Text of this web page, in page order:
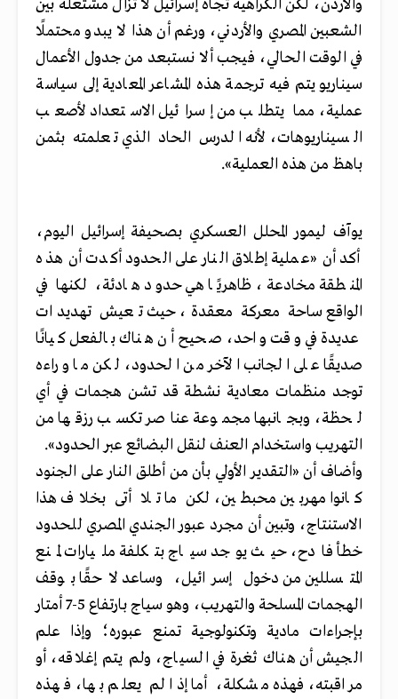
والأردن، لكن الكراهية تجاه إسرائيل لا تزال مشتعلة بين
الشعبين المصري والأردني، ورغم أن هذا لا يبدو محتملًا
في الوقت الحالي، فيجب أل ا نستبعد من جدول الأعمال
سيناريو يتم فيه ترجمة هذه المشاعر المعادية إلى سياسة
عملية، مما يتطلب من إسرائيل الاستعداد لأصعب
السيناريوهات، لأنه الدرس الحاد الذي تعلمته بثمن
باهظ من هذه العملية».
يوآف ليمور المحلل العسكري بصحيفة إسرائيل اليوم،
أكد أن «عملية إطلاق النار على الحدود أكدت أن هذه
المنطقة مخادعة، ظاهريًا هي حدود هادئة، لكنها في
الواقع ساحة معركة معقدة، حيث تعيش تهديدات
عديدة في وقت واحد، صحيح أن هناك بالفعل كيانًا
صديقًا على الجانب الآخر من الحدود، لكن ما وراءه
توجد منظمات معادية نشطة قد تشن هجمات في أي
لحظة، وبجانبها مجموعة عناصر تكسب رزقها من
التهريب واستخدام العنف لنقل البضائع عبر الحدود».
وأضاف أن «التقدير الأولي بأن من أطلق النار على الجنود
كانوا مهربين محبطين، لكن ما تلا أتى بخلاف هذا
الاستنتاج، وتبين أن مجرد عبور الجندي المصري للحدود
خطأ فادح، حيث يوجد سياج بتكلفة مليارات لمنع
المتسللين من دخول إسرائيل، وساعد لاحقًا بوقف
الهجمات المسلحة والتهريب، وهو سياج بارتفاع 5-7 أمتار
بإجراءات مادية وتكنولوجية تمنع عبوره؛ وإذا علم
الجيش أن هناك ثغرة في السياج، ولم يتم إغلاقه، أو
مراقبته، فهذه مشكلة، أما إذا لم يعلم بها، فهذه